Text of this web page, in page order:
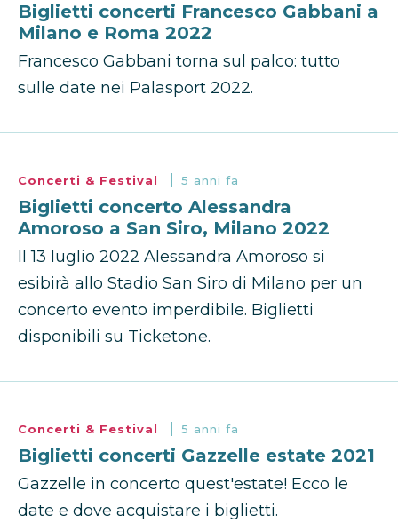
Biglietti concerti Francesco Gabbani a
Milano e Roma 2022
Francesco Gabbani torna sul palco: tutto
sulle date nei Palasport 2022.
Concerti & Festival 5 anni fa
Biglietti concerto Alessandra
Amoroso a San Siro, Milano 2022
Il 13 luglio 2022 Alessandra Amoroso si
esibirà allo Stadio San Siro di Milano per un
concerto evento imperdibile. Biglietti
disponibili su Ticketone.
Concerti & Festival 5 anni fa
Biglietti concerti Gazzelle estate 2021
Gazzelle in concerto quest'estate! Ecco le
date e dove acquistare i biglietti.